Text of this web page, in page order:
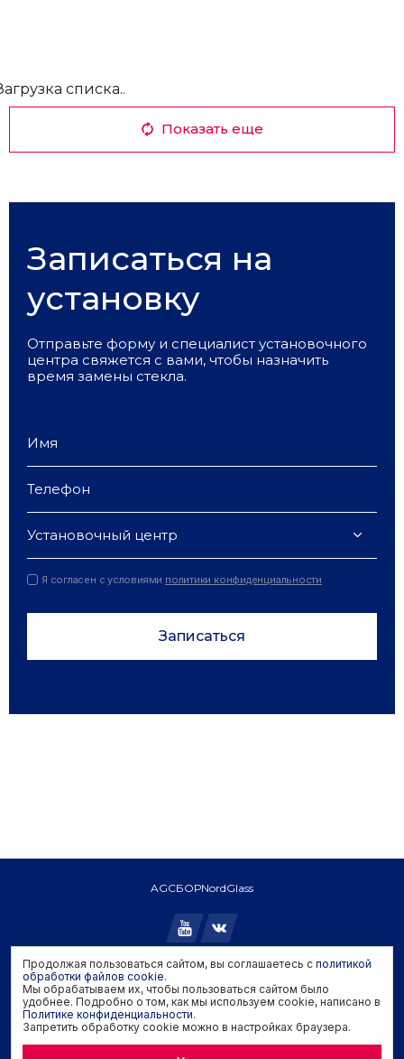
списка..
Показать еще
Записаться на
установку
Отправьте форму и специалист установочного
центра свяжется с вами, чтобы назначить
время замены стекла.
Установочный центр
Я согласен с условиями политики конфиденциальности
Записаться
AGCБОРNordGlass
Copyright © 2026 AGC. All rights reserved.
Политика конфиденциальности
Политика обработки файлов cookie
Задать вопрос производителю
Продолжая пользоваться сайтом, вы соглашаетесь с политикой
обработки файлов cookie.
Мы обрабатываем их, чтобы пользоваться сайтом было
удобнее. Подробно о том, как мы используем cookie, написано в
Политике конфиденциальности.
Запретить обработку cookie можно в настройках браузера.